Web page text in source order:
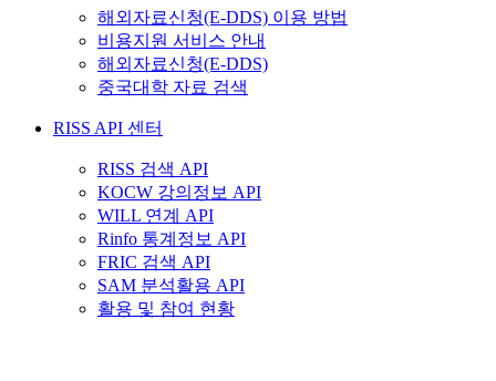
해외자료신청(E-DDS) 이용 방법
비용지원 서비스 안내
해외자료신청(E-DDS)
중국대학 자료 검색
RISS API 센터
RISS 검색 API
KOCW 강의정보 API
WILL 연계 API
Rinfo 통계정보 API
FRIC 검색 API
SAM 분석활용 API
활용 및 참여 현황